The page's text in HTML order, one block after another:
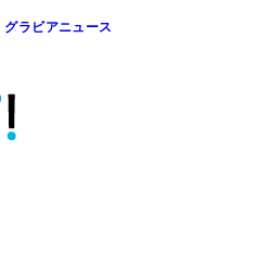
グラビアニュース